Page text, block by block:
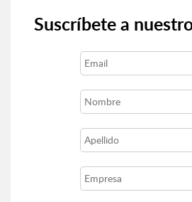
Suscríbete a